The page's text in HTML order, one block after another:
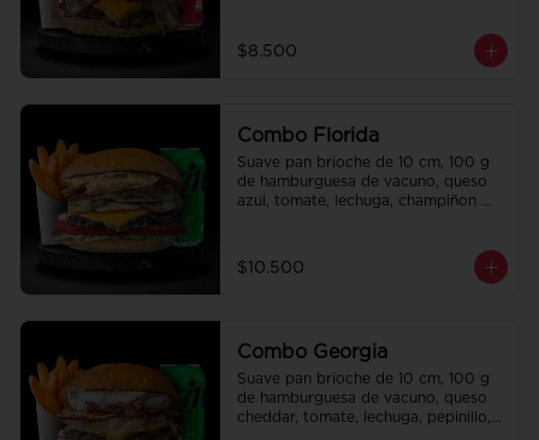
regalo a elección y una bebida de
350 cc a elección.
$8.500
Combo Florida
Suave pan brioche de 10 cm, 100 g
de hamburguesa de vacuno, queso
azul, tomate, lechuga, champiñon
Papas fritas perfectamente
condimentadas, salsa de la casa de
$10.500
Combo Georgia
Suave pan brioche de 10 cm, 100 g
de hamburguesa de vacuno, queso
cheddar, tomate, lechuga, pepinillo,